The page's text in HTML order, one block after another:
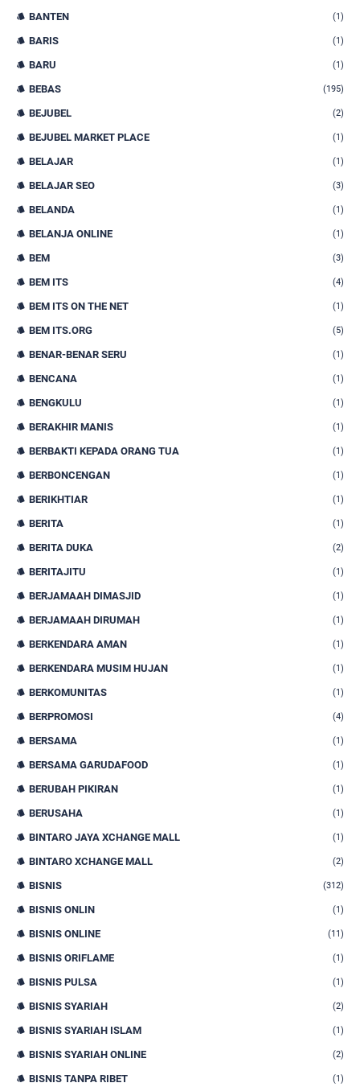
BANTEN (1)
BARIS (1)
BARU (1)
BEBAS (195)
BEJUBEL (2)
BEJUBEL MARKET PLACE (1)
BELAJAR (1)
BELAJAR SEO (3)
BELANDA (1)
BELANJA ONLINE (1)
BEM (3)
BEM ITS (4)
BEM ITS ON THE NET (1)
BEM ITS.ORG (5)
BENAR-BENAR SERU (1)
BENCANA (1)
BENGKULU (1)
BERAKHIR MANIS (1)
BERBAKTI KEPADA ORANG TUA (1)
BERBONCENGAN (1)
BERIKHTIAR (1)
BERITA (1)
BERITA DUKA (2)
BERITAJITU (1)
BERJAMAAH DIMASJID (1)
BERJAMAAH DIRUMAH (1)
BERKENDARA AMAN (1)
BERKENDARA MUSIM HUJAN (1)
BERKOMUNITAS (1)
BERPROMOSI (4)
BERSAMA (1)
BERSAMA GARUDAFOOD (1)
BERUBAH PIKIRAN (1)
BERUSAHA (1)
BINTARO JAYA XCHANGE MALL (1)
BINTARO XCHANGE MALL (2)
BISNIS (312)
BISNIS ONLIN (1)
BISNIS ONLINE (11)
BISNIS ORIFLAME (1)
BISNIS PULSA (1)
BISNIS SYARIAH (2)
BISNIS SYARIAH ISLAM (1)
BISNIS SYARIAH ONLINE (2)
BISNIS TANPA RIBET (1)